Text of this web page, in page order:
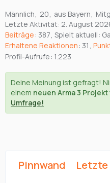
Männlich 20 aus Bayern
Letzte Aktivität: 2. August
Beiträge 387 Spielt aktuell
Erhaltene Reaktionen 31
Profil-Aufrufe 1.223
Deine Meinung ist gefragt!
einem neuen Arma 3 Projekt
Umfrage!
Pinnwand